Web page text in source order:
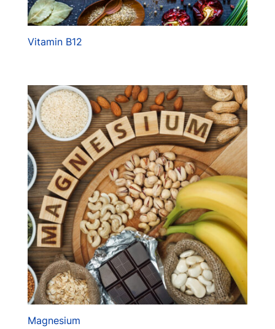
Vitamin B12
Magnesium